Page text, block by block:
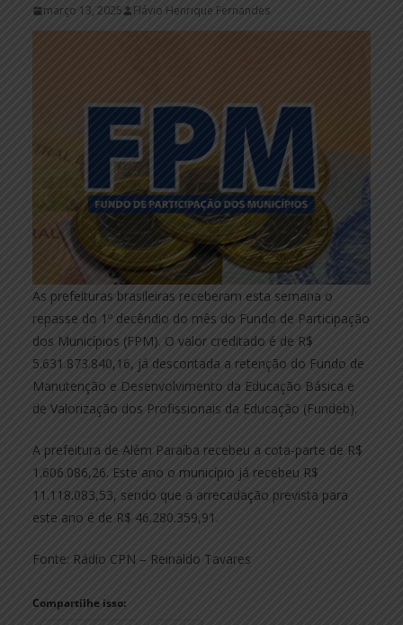
março 13, 2025 Flávio Henrique Fernandes
As prefeituras brasileiras receberam esta semana o
repasse do 1º decêndio do mês do Fundo de Participação
dos Municípios (FPM). O valor creditado é de R$
5.631.873.840,16, já descontada a retenção do Fundo de
Manutenção e Desenvolvimento da Educação Básica e
de Valorização dos Profissionais da Educação (Fundeb).
A prefeitura de Além Paraíba recebeu a cota-parte de R$
1.606.086,26. Este ano o município já recebeu R$
11.118.083,53, sendo que a arrecadação prevista para
este ano é de R$ 46.280.359,91.
Fonte: Rádio CPN – Reinaldo Tavares
Compartilhe isso: